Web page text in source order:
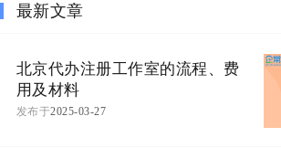
最新文章
北京代办注册工作室的流程、费
用及材料
发布于2025-03-27